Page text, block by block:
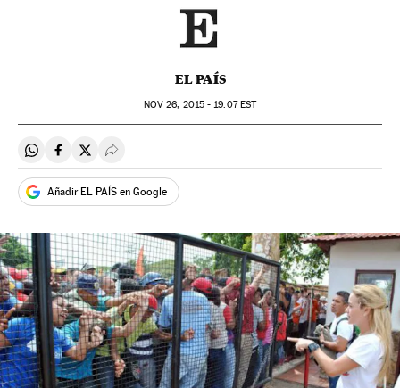
EL PAÍS
NOV 26, 2015 - 19:07EST
Compartir en Whatsapp
Compartir en Facebook
Compartir en Twitter
Desplegar Redes Sociales
Añadir EL PAÍS en Google